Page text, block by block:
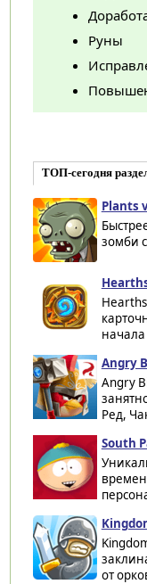
Руны
ТОП-сегодня
Plants
зомби
Angry
Angry
Ред,
South
от